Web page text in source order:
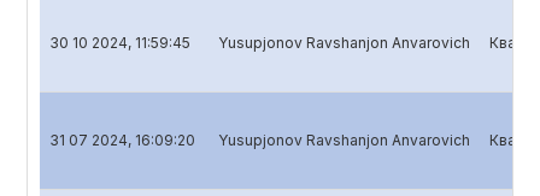
30 10 2024, 11:59:45 Yusupjonov Ravshanjon Anvarovich
31 07 2024, 16:09:20 Yusupjonov Ravshanjon Anvarovich